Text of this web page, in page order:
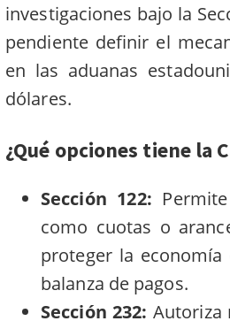
investigaciones bajo la
pendiente definir el
en las aduanas
dólares.
¿Qué opciones tiene la
Sección 122:
como cuotas o
proteger la
balanza de pagos.
Sección 232: Autoriza